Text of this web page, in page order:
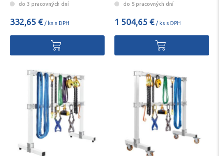
do 3 pracovných dní
332,65 € / ks s DPH
do 5 pracovných dní
1 504,65 € / ks s DPH